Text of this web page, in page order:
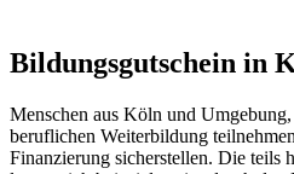
Bildungsgutschein in
Menschen aus Köln und
beruflichen Weiterbildung
Finanzierung sicherstellen. Die teils